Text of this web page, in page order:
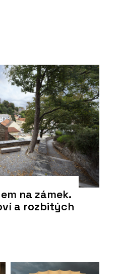
na zámek.
a rozbitých